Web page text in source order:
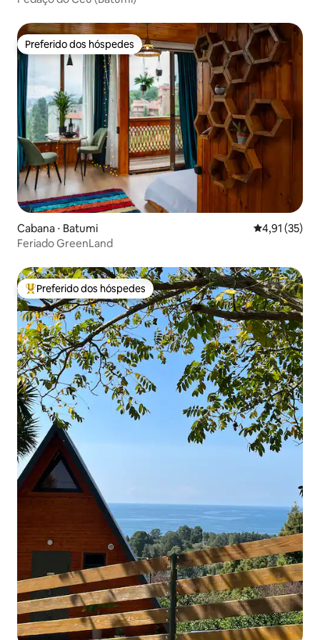
Preferido dos hóspedes
Preferido dos hóspedes
Cabana ⋅ Batumi 4,91 de uma
4,91 (35)
Feriado GreenLand
Entre os melhores preferidos dos hóspedes
Preferido dos hóspedes